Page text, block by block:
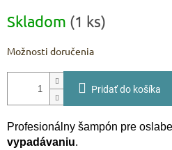
cena:
Skladom (1 ks)
Možnosti doručenia
Pridať do košíka
Profesionálny šampón pre
vypadávaniu.